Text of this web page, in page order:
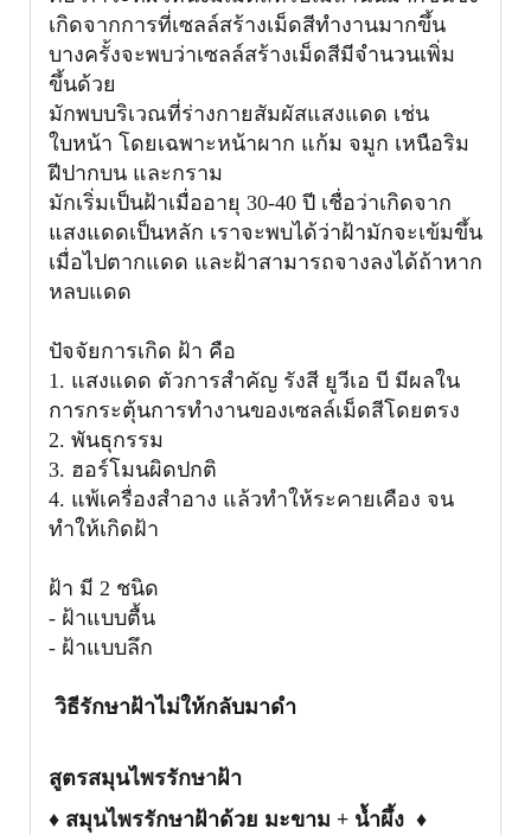
เกิดจากการที่เซลล์สร้างเม็ดสีทำงานมากขึ้น
บางครั้งจะพบว่าเซลล์สร้างเม็ดสีมีจำนวนเพิ่ม
ขึ้นด้วย
มักพบบริเวณที่ร่างกายสัมผัสแสงแดด เช่น
ใบหน้า โดยเฉพาะหน้าผาก แก้ม จมูก เหนือริม
ฝีปากบน และกราม
มักเริ่มเป็นฝ้าเมื่ออายุ 30-40 ปี เชื่อว่าเกิดจาก
แสงแดดเป็นหลัก เราจะพบได้ว่าฝ้ามักจะเข้มขึ้น
เมื่อไปตากแดด และฝ้าสามารถจางลงได้ถ้าหาก
หลบแดด
ปัจจัยการเกิด ฝ้า คือ
1. แสงแดด ตัวการสำคัญ รังสี ยูวีเอ บี มีผลใน
การกระตุ้นการทำงานของเซลล์เม็ดสีโดยตรง
2. พันธุกรรม
3. ฮอร์โมนผิดปกติ
4. แพ้เครื่องสำอาง แล้วทำให้ระคายเคือง จน
ทำให้เกิดฝ้า
ฝ้า มี 2 ชนิด
- ฝ้าแบบตื้น
- ฝ้าแบบลึก
วิธีรักษาฝ้าไม่ให้กลับมาดำ
สูตรสมุนไพรรักษาฝ้า
♦ สมุนไพรรักษาฝ้าด้วย มะขาม + น้ำผึ้ง ♦